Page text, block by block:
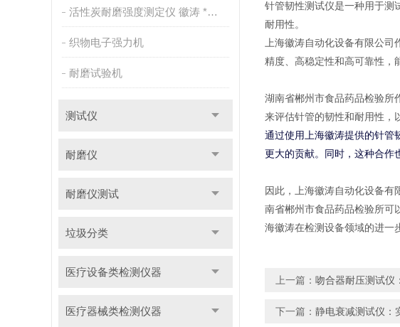
活性炭耐磨强度测定仪 徽涛 *售后
织物电子强力机
耐磨试验机
测试仪
耐磨仪
耐磨仪测试
垃圾分类
医疗设备类检测仪器
医疗器械类检测仪器
针管韧性测试仪是一种用于测
耐用性。
上海徽涛自动化设备有限公司
精度、高稳定性和高可靠性，
湖南省郴州市食品药品检验所
来评估针管的韧性和耐用性，
通过使用上海徽涛提供的针管
更大的贡献。同时，这种合作
因此，上海徽涛自动化设备有
南省郴州市食品药品检验所可
海徽涛在检测设备领域的进一
上一篇： 吻合器耐压测试仪
下一篇： 静电衰减测试仪：